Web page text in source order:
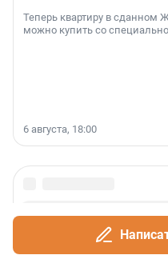
Теперь квартиру в сданном
можно купить со
6 августа, 18:00